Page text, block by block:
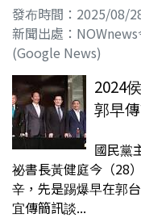
發布時間：2025/08/
新聞出處：
(Google News)
2024
郭早
國民黨
祕書長黃健庭今（28
辛，先是踢爆早在郭
宜傳簡訊談...